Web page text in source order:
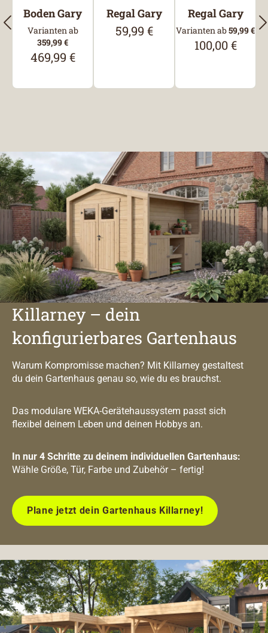
Boden Gary
Varianten ab
359,99 €
Regulärer Preis:
469,99 €
Regal Gary
Regulärer Preis:
59,99 €
Regal Gary
Varianten ab59,99 €
Regulärer
100,00 €
Killarney – dein
konfigurierbares Gartenhaus
Warum Kompromisse machen? Mit Killarney gestaltest
du dein Gartenhaus genau so, wie du es brauchst.
Das modulare WEKA-Gerätehaussystem passt sich
flexibel deinem Leben und deinen Hobbys an.
In nur 4 Schritte zu deinem individuellen Gartenhaus:
Wähle Größe, Tür, Farbe und Zubehör – fertig!
Plane jetzt dein Gartenhaus Killarney!